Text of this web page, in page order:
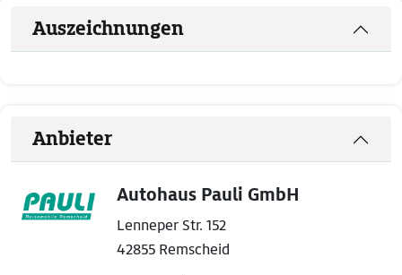
Auszeichnungen
Anbieter
Autohaus Pauli GmbH
Lenneper Str. 152
42855 Remscheid